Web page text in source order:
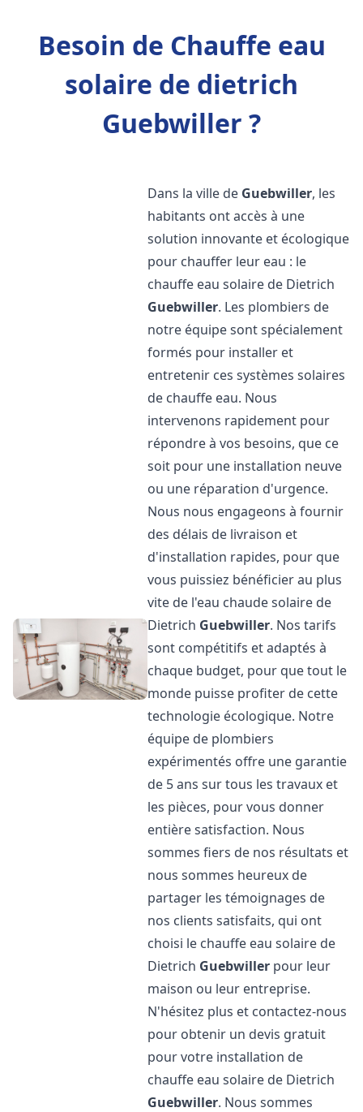
Besoin de Chauffe eau
solaire de dietrich
Guebwiller ?
Dans la ville de Guebwiller, les
habitants ont accès à une
solution innovante et écologique
pour chauffer leur eau : le
chauffe eau solaire de Dietrich
Guebwiller. Les plombiers de
notre équipe sont spécialement
formés pour installer et
entretenir ces systèmes solaires
de chauffe eau. Nous
intervenons rapidement pour
répondre à vos besoins, que ce
soit pour une installation neuve
ou une réparation d'urgence.
Nous nous engageons à fournir
des délais de livraison et
d'installation rapides, pour que
vous puissiez bénéficier au plus
vite de l'eau chaude solaire de
Dietrich Guebwiller. Nos tarifs
sont compétitifs et adaptés à
chaque budget, pour que tout le
monde puisse profiter de cette
technologie écologique. Notre
équipe de plombiers
expérimentés offre une garantie
de 5 ans sur tous les travaux et
les pièces, pour vous donner
entière satisfaction. Nous
sommes fiers de nos résultats et
nous sommes heureux de
partager les témoignages de
nos clients satisfaits, qui ont
choisi le chauffe eau solaire de
Dietrich Guebwiller pour leur
maison ou leur entreprise.
N'hésitez plus et contactez-nous
pour obtenir un devis gratuit
pour votre installation de
chauffe eau solaire de Dietrich
Guebwiller. Nous sommes